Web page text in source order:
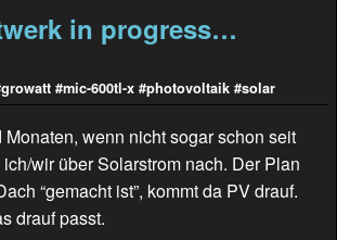
in progress…
#mic-600tl-x #photovoltaik #solar
wenn nicht sogar schon seit
wir über Solarstrom nach. Der Plan
“gemacht ist”, kommt da PV drauf.
drauf passt.